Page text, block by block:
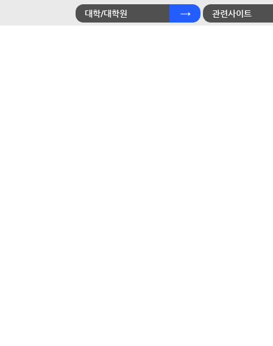
대학/대학원 관련사이트